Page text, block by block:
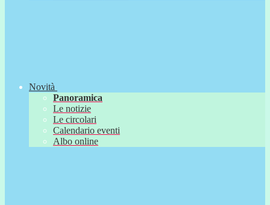
Novità
Panoramica
Le notizie
Le circolari
Calendario eventi
Albo online